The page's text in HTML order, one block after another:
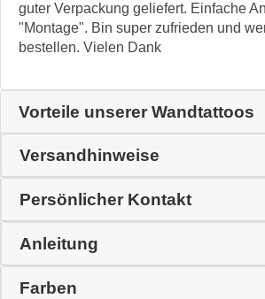
guter Verpackung geliefert. Einfache
"Montage". Bin super zufrieden und
bestellen. Vielen Dank
Vorteile unserer Wandtattoos
Versandhinweise
Persönlicher Kontakt
Anleitung
Farben